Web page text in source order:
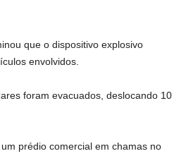
que o dispositivo explosivo
envolvidos.
foram evacuados, deslocando 10
prédio comercial em chamas no